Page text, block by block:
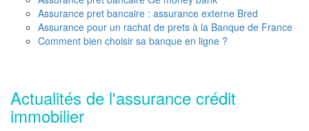
Assurance pret bancaire : assurance externe Bred
Assurance pour un rachat de prets à la Banque de France
Comment bien choisir sa banque en ligne ?
Actualités de l'assurance crédit
immobilier